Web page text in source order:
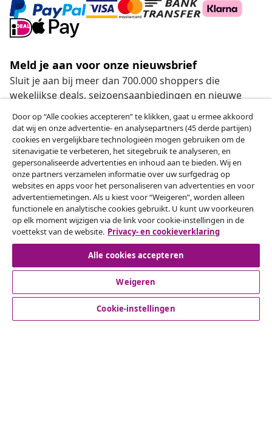
Meld je aan voor onze nieuwsbrief
Sluit je aan bij meer dan 700.000 shoppers die
wekelijkse deals, seizoensaanbiedingen en nieuwe
Onze sociale media
Herroeping van de overeenkomst
Een annulering voor je bestelling indienen
Herroeping van de overeenkomst
Klantenservice
Door op “Alle cookies accepteren” te klikken, gaat u ermee akkoord
dat wij en onze advertentie- en analysepartners (45 derde partijen)
cookies en vergelijkbare technologieën mogen gebruiken om de
sitenavigatie te verbeteren, het sitegebruik te analyseren, en
gepersonaliseerde advertenties en inhoud aan te bieden. Wij en
onze partners verzamelen informatie over uw surfgedrag op
websites en apps voor het personaliseren van advertenties en voor
advertentiemetingen. Als u kiest voor “Weigeren”, worden alleen
functionele en analytische cookies gebruikt. U kunt uw voorkeuren
op elk moment wijzigen via de link voor cookie-instellingen in de
voettekst van de website. Privacy- en cookieverklaring
Alle cookies accepteren
Weigeren
Cookie-instellingen